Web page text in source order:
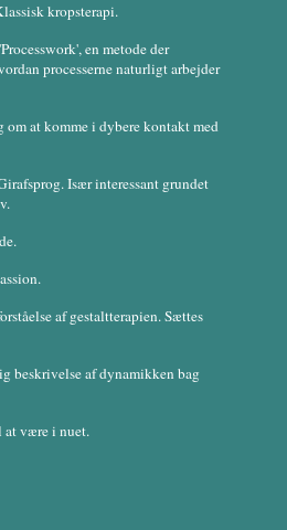
kropsterapi.
en metode der
processerne naturligt arbejder
at komme i dybere kontakt med
Især interessant grundet
af gestaltterapien. Sættes
beskrivelse af dynamikken bag
at være i nuet.